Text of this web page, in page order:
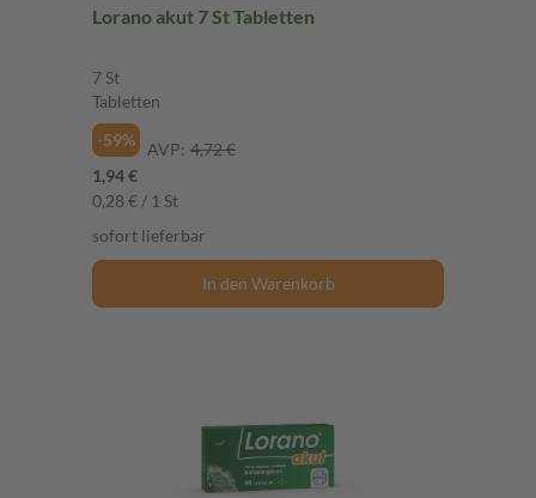
Lorano akut 7 St Tabletten
7 St
Tabletten
-59%
AVP: 4,72 €
1,94 €
0,28 € / 1 St
sofort lieferbar
In den Warenkorb